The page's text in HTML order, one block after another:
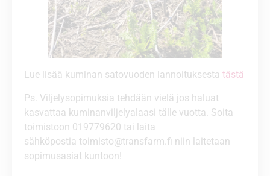
Lue lisää kuminan satovuoden lannoituksesta tästä
Ps. Viljelysopimuksia tehdään vielä jos haluat
kasvattaa kuminanviljelyalaasi tälle vuotta. Soita
toimistoon 019779620 tai laita
sähköpostia toimisto@transfarm.fi niin laitetaan
sopimusasiat kuntoon!